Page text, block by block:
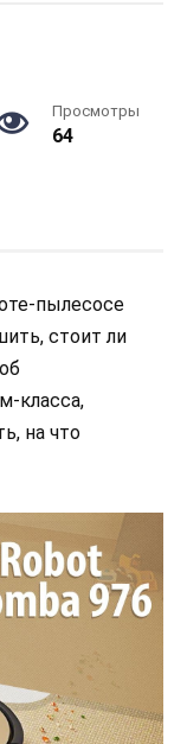
Просмотры
64
пылесосе
стоит ли
класса,
на что